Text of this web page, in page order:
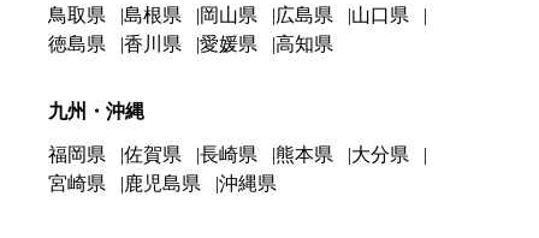
鳥取県 島根県 岡山県 広島県
山口県
徳島県
香川県 愛媛県 高知県
九州・沖縄
福岡県 佐賀県 長崎県 熊本県
大分県
宮崎県
鹿児島県 沖縄県